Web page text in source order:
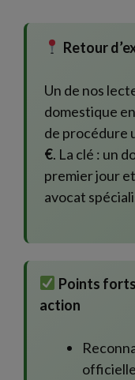
Retour
Un de nos
domestique en
de procédure
€. La clé : un
premier jour
avocat
Points forts
action